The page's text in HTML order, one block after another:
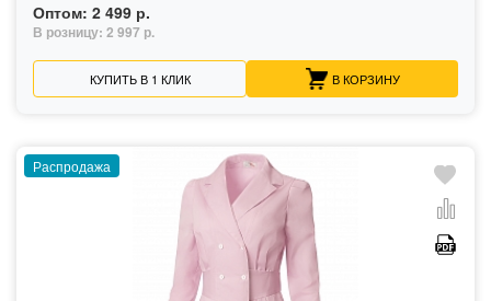
Оптом: 2 499 р.
В розницу: 2 997 р.
КУПИТЬ В 1 КЛИК В КОРЗИНУ
Распродажа